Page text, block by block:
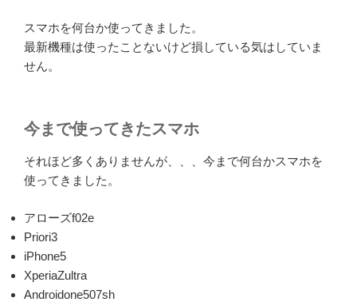
スマホを何台か使ってきました。
最新機種は使ったことないけど損している気はしていま
せん。
今まで使ってきたスマホ
それほど多くありませんが、、、今まで何台かスマホを
使ってきました。
アローズf02e
Priori3
iPhone5
XperiaZultra
Androidone507sh